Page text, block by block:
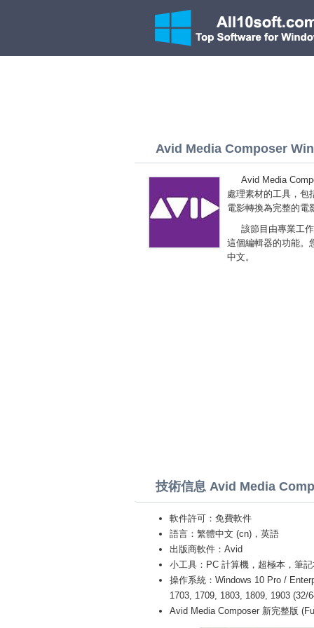
Avid Media Composer
Avid Media
處理素材的工具，包
電影轉換為完整的電
該節目由專業工
這個編輯器的功能。
中文。
技術信息 Avid Media
軟件許可：免費軟件
語言：繁體中文 (cn)，英語
出版商軟件：Avid
小工具：PC 計算機，超極本，筆
操作系統：Windows 10 Pro /
1703, 1709, 1803, 1809, 1903 (32/
Avid Media Composer 新完整版